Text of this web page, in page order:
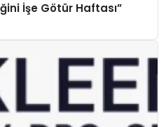
İşe Götür Haftası”